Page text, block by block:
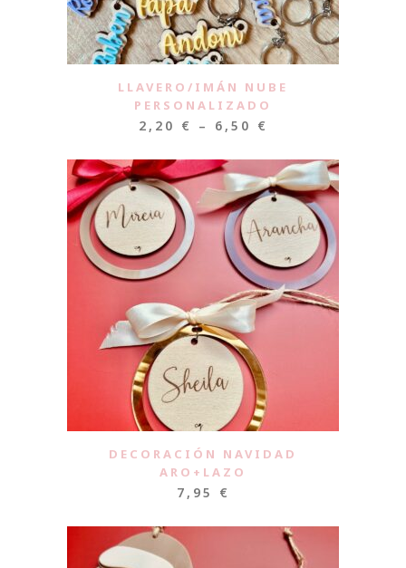
LLAVERO/IMÁN NUBE
PERSONALIZADO
2,20 € – 6,50 €
DECORACIÓN NAVIDAD
ARO+LAZO
7,95 €